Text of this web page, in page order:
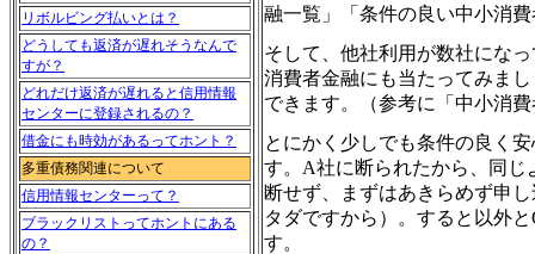
リボルビング払いとは？
どうしても返済が遅れそうなんで
すが？
どれだけ返済が遅れると信用情報
センターに登録されるの？
借金にも時効があるってホント？
多重債務関連について
信用情報センターって？
ブラックリストってホントにある
の？
融一覧」「条件の良い中小消
そして、他社利用が数社にな
消費者金融にも当たってみま
できます。（参考に「中小消
とにかく少しでも条件の良く
す。A社に断られたから、同
断せず、まずはあきらめず申
タダですから）。すると以外
す。